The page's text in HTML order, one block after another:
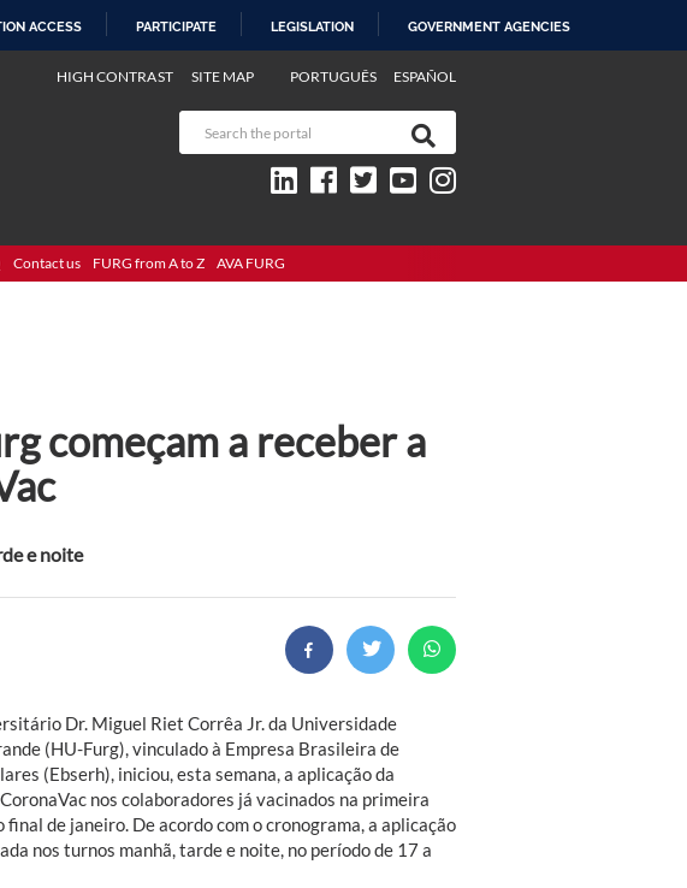
ACCESS PARTICIPATE LEGISLATION GOVERNMENT AGENCIES
PORTUGUÊS ESPAÑOL
HIGH CONTRAST SITE MAP
Contact us FURG from A to Z AVA FURG
começam a receber a
e noite
Dr. Miguel Riet Corrêa Jr. da Universidade
(HU-Furg), vinculado à Empresa Brasileira de
(Ebserh), iniciou, esta semana, a aplicação da
nos colaboradores já vacinados na primeira
de janeiro. De acordo com o cronograma, a aplicação
nos turnos manhã, tarde e noite, no período de 17 a